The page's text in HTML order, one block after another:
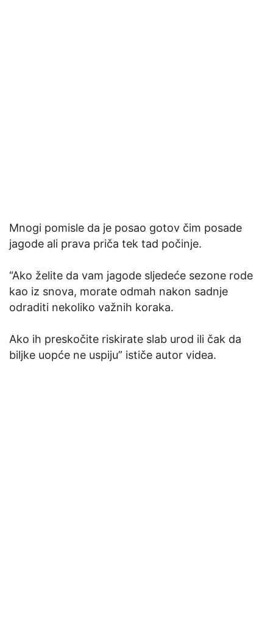
Mnogi pomisle da je posao gotov čim posade
jagode ali prava priča tek tad počinje.
“Ako želite da vam jagode sljedeće sezone rode
kao iz snova, morate odmah nakon sadnje
odraditi nekoliko važnih koraka.
Ako ih preskočite riskirate slab urod ili čak da
biljke uopće ne uspiju” ističe autor videa.